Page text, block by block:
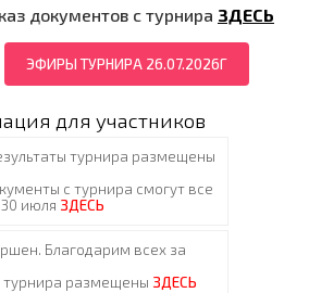
документов с турнира ЗДЕСЬ
ЭФИРЫ ТУРНИРА 26.07.2026Г
для участников